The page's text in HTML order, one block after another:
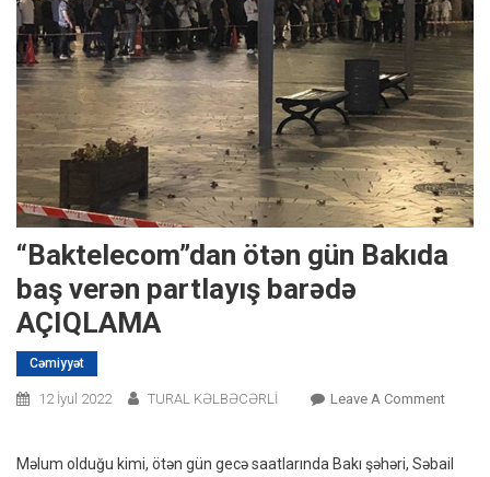
“Baktelecom”dan ötən gün Bakıda
baş verən partlayış barədə
AÇIQLAMA
Cəmiyyət
12 İyul 2022 TURAL KƏLBƏCƏRLİ Leave A CommentOn
Gün
Məlum olduğu kimi, ötən gün gecə saatlarında Bakı şəhəri, Səbail